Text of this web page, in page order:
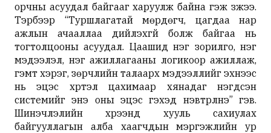
орчны асуудал байгааг харуулж байна гэж үзжээ.
Тэрбээр “Туршлагатай мөрдөгч, цагдаа нар
ажлын ачааллаа дийлэхгүй болж байгаа нь
тогтолцооны асуудал. Цаашид нэг зорилго, нэг
мэдээлэл, нэг ажиллагааны логикоор ажиллаж,
гэмт хэрэг, зөрчлийн талаарх мэдээллийг эхнээс
нь эцэс хүртэл цахимаар хянадаг нэгдсэн
системийг энэ оны эцэс гэхэд нэвтрүүлнэ” гэв.
Шинэчлэлийн хүрээнд хууль сахиулах
байгууллагын алба хаагчдын мэргэжлийн ур